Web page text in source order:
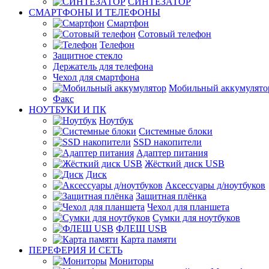
СМАРТФОНЫ И ТЕЛЕФОНЫ
Смартфон
Сотовый телефон
Телефон
Защитное стекло
Держатель для телефона
Чехол для смартфона
Мобильный
Факс
НОУТБУКИ И ПК
Ноутбук
Системные блоки
SSD накопители
Адаптер питания
Жёсткий диск USB
Диск
Аксессуары д/ноутбуков
Защитная плёнка
Чехол для планшета
Сумки для ноутбуков
ФЛЕШ USB
Карта памяти
ПЕРЕФЕРИЯ И СЕТЬ
Мониторы